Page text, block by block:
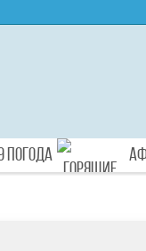
Погода